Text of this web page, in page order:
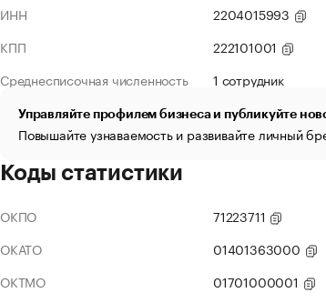
ИНН
2204015993
КПП
222101001
Среднесписочная численность
1 сотрудник
Управляйте профилем бизнеса и публикуйте
Повышайте узнаваемость и развивайте личный
Коды статистики
ОКПО
71223711
ОКАТО
01401363000
ОКТМО
01701000001